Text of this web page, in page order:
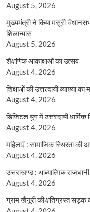
August 5, 2026
मुख्यमंत्री ने किया मसूरी
शिलान्यास
August 5, 2026
शैक्षणिक आकांक्षाओं का उत्सव
August 4, 2026
शिक्षाओं की उत्तरदायी व्याख्या का
August 4, 2026
डिजिटल युग में उत्तरदायी धार्मिक
August 4, 2026
महिलाएँ : सामाजिक स्थिरता की
August 4, 2026
उत्तराखण्ड : आध्यात्मिक
August 4, 2026
ग्राम खैनूरी की क्षतिग्रस्त सड़क